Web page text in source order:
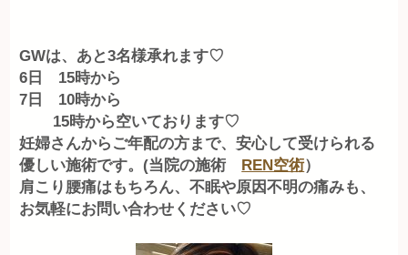
GWは、あと3名様承れます♡
6日 15時から
7日 10時から
15時から空いております♡
妊婦さんからご年配の方まで、安心して受けられる
優しい施術です。(当院の施術 REN空術）
肩こり腰痛はもちろん、不眠や原因不明の痛みも、
お気軽にお問い合わせください♡